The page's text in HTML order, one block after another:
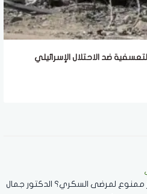
ضد الاحتلال الإسرائيلي
ممنوع لمرضى السكري؟ الدكتور جمال